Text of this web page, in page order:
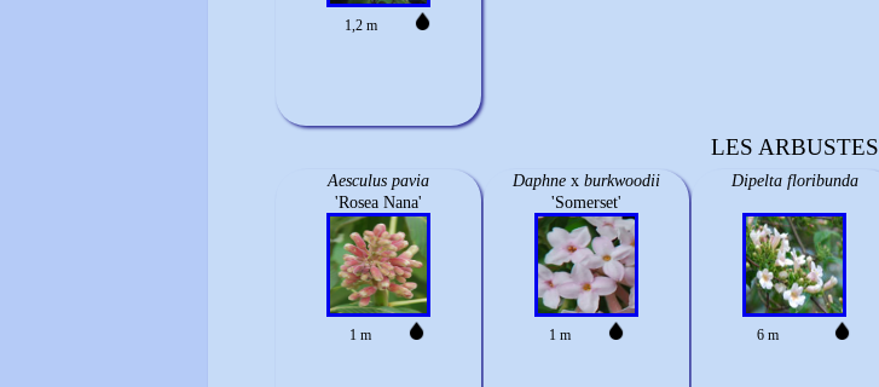
1,2 m
LES ARBUSTES
Aesculus pavia
'Rosea Nana'
1 m
Daphne x burkwoodii
'Somerset'
1 m
Dipelta floribunda
6 m